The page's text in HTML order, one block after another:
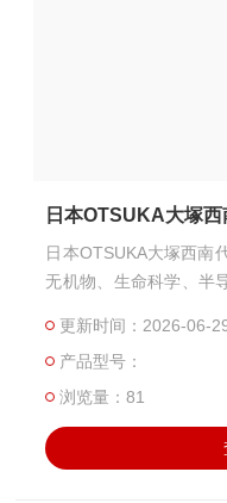
日本OTSUKA大塚
日本OTSUKA大塚西南
无机物、生命科学、半
面科学的基础研究和应
更新时间：2026-06-
产品型号：
浏览量：81